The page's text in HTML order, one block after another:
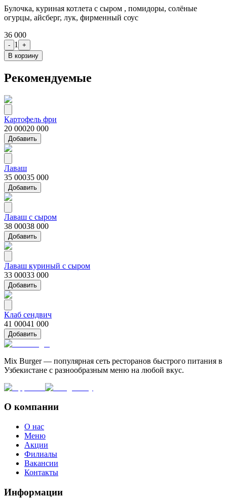
Булочка, куриная котлета с сыром , помидоры, солёные
огурцы, айсберг, лук, фирменный соус
36 000
- 1
+
В корзину
Рекомендуемые
Картофель фри
20 00020 000
Добавить
Лаваш
35 00035 000
Добавить
Лаваш с сыром
38 00038 000
Добавить
Лаваш куриный с сыром
33 00033 000
Добавить
Клаб сендвич
41 00041 000
Добавить
Mix Burger — популярная сеть ресторанов быстрого питания в
Узбекистане с разнообразным меню на любой вкус.
О компании
О нас
Меню
Акции
Филиалы
Вакансии
Контакты
Информации